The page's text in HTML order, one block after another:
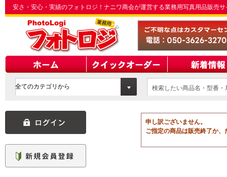
安さ・安心・実績のフォトロジ！ナニワ商会が運営する業務用写真用品販売
検索したい商品名・型番
申し訳ございません。
ご指定の商品は販売終了か